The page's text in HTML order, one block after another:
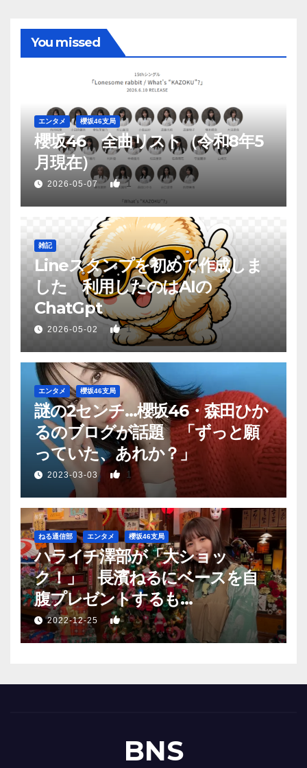
You missed
エンタメ 櫻坂46支局
櫻坂46 全曲リスト（令和8年5
月現在）
2026-05-07 1
雑記
Lineスタンプを初めて作成しま
した 利用したのはAIの
ChatGpt
2026-05-02 1
エンタメ 櫻坂46支局
謎の2センチ…櫻坂46・森田ひか
るのブログが話題 「ずっと願
っていた、あれか？」
2023-03-03 1
ねる通信部 エンタメ 櫻坂46支局
ハライチ澤部が「大ショッ
ク！」 長濱ねるにベースを自
腹プレゼントするも…
2022-12-25 1
BNS